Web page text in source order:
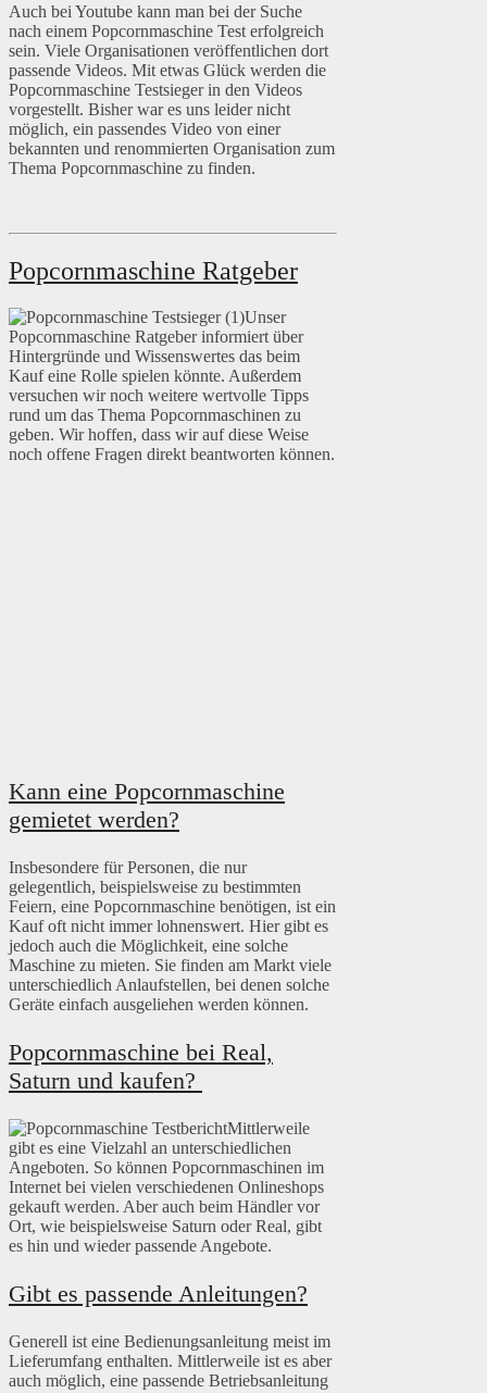
Auch bei Youtube kann man bei der Suche
nach einem Popcornmaschine Test erfolgreich
sein. Viele Organisationen veröffentlichen dort
passende Videos. Mit etwas Glück werden die
Popcornmaschine Testsieger in den Videos
vorgestellt. Bisher war es uns leider nicht
möglich, ein passendes Video von einer
bekannten und renommierten Organisation zum
Thema Popcornmaschine zu finden.
Popcornmaschine Ratgeber
Unser
Popcornmaschine Ratgeber informiert über
Hintergründe und Wissenswertes das beim
Kauf eine Rolle spielen könnte. Außerdem
versuchen wir noch weitere wertvolle Tipps
rund um das Thema Popcornmaschinen zu
geben. Wir hoffen, dass wir auf diese Weise
noch offene Fragen direkt beantworten können.
Kann eine Popcornmaschine
gemietet werden?
Insbesondere für Personen, die nur
gelegentlich, beispielsweise zu bestimmten
Feiern, eine Popcornmaschine benötigen, ist ein
Kauf oft nicht immer lohnenswert. Hier gibt es
jedoch auch die Möglichkeit, eine solche
Maschine zu mieten. Sie finden am Markt viele
unterschiedlich Anlaufstellen, bei denen solche
Geräte einfach ausgeliehen werden können.
Popcornmaschine bei Real,
Saturn und kaufen?
Mittlerweile
gibt es eine Vielzahl an unterschiedlichen
Angeboten. So können Popcornmaschinen im
Internet bei vielen verschiedenen Onlineshops
gekauft werden. Aber auch beim Händler vor
Ort, wie beispielsweise Saturn oder Real, gibt
es hin und wieder passende Angebote.
Gibt es passende Anleitungen?
Generell ist eine Bedienungsanleitung meist im
Lieferumfang enthalten. Mittlerweile ist es aber
auch möglich, eine passende Betriebsanleitung